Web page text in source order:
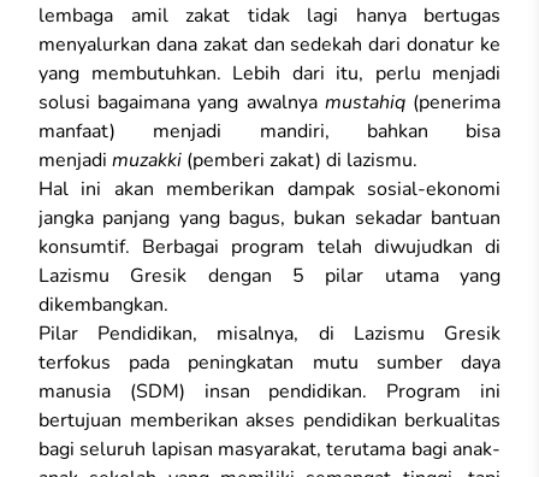
lembaga amil zakat tidak lagi hanya bertugas
menyalurkan dana zakat dan sedekah dari donatur ke
yang membutuhkan. Lebih dari itu, perlu menjadi
solusi bagaimana yang awalnya mustahiq(penerima
manfaat) menjadi mandiri, bahkan bisa
menjadi muzakki (pemberi zakat) di lazismu.
Hal ini akan memberikan dampak sosial-ekonomi
jangka panjang yang bagus, bukan sekadar bantuan
konsumtif. Berbagai program telah diwujudkan di
Lazismu Gresik dengan 5 pilar utama yang
dikembangkan.
Pilar Pendidikan, misalnya, di Lazismu Gresik
terfokus pada peningkatan mutu sumber daya
manusia (SDM) insan pendidikan. Program ini
bertujuan memberikan akses pendidikan berkualitas
bagi seluruh lapisan masyarakat, terutama bagi anak-